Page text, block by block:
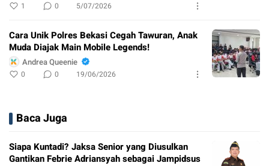
1 0 5/07/2026
Cara Unik Polres Bekasi Cegah Tawuran, Anak
Muda Diajak Main Mobile Legends!
Andrea Queenie
0 0 19/06/2026
Baca Juga
Siapa Kuntadi? Jaksa Senior yang Diusulkan
Gantikan Febrie Adriansyah sebagai Jampidsus